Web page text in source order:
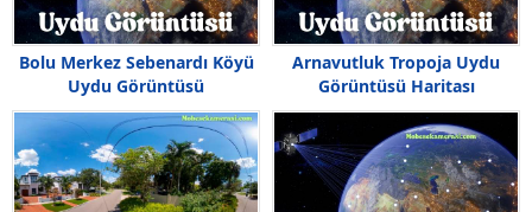
Bolu Merkez Sebenardı Köyü
Uydu Görüntüsü
Arnavutluk Tropoja Uydu
Görüntüsü Haritası